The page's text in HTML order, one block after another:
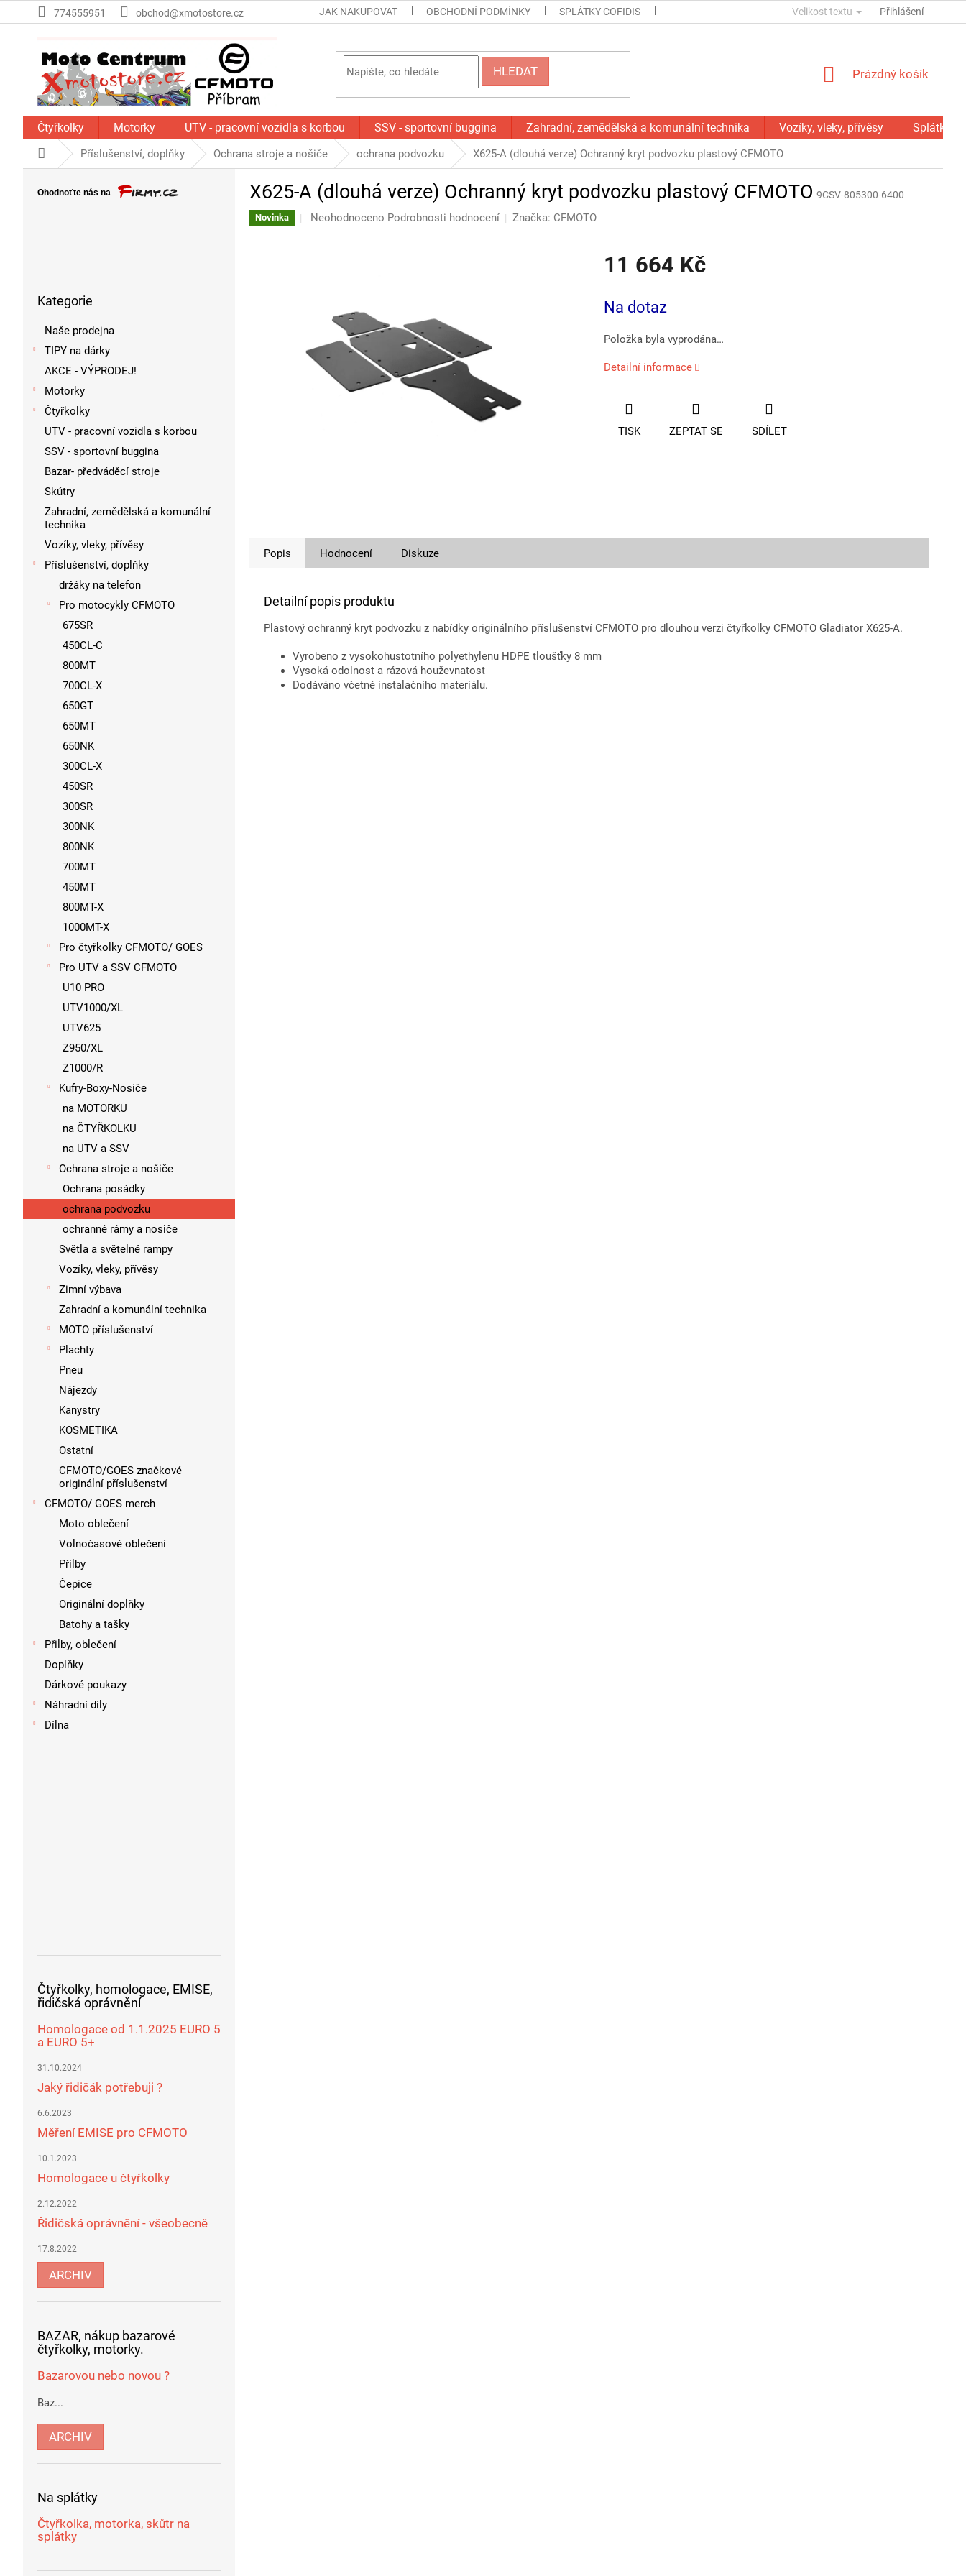
na
774555951 obchod@xmotostore.cz JAK NAKUPOVAT OBCHODNÍ PODMÍNKY SPLÁTKY COFIDIS GDPR SERVIS - OPRAVY
Velikost textu Přihlášení
HLEDAT
NÁKUPNÍ
Prázdný košík
Čtyřkolky Motorky UTV - pracovní vozidla s korbou SSV - sportovní buggina Zahradní, zemědělská a komunální technika Vozíky, vleky, přívěsy Splátky
Domů Příslušenství, doplňky Ochrana stroje a nošiče ochrana podvozku X625‑A (dlouhá verze) Ochranný kryt podvozku plastový CFMOTO
kategorie
Kategorie
Naše prodejna
TIPY na dárky
AKCE - VÝPRODEJ!
Motorky
Čtyřkolky
UTV - pracovní vozidla s korbou
SSV - sportovní buggina
Bazar- předváděcí stroje
Skútry
Zahradní, zemědělská a komunální
technika
Vozíky, vleky, přívěsy
Příslušenství, doplňky
držáky na telefon
Pro motocykly CFMOTO
675SR
450CL-C
800MT
700CL-X
650GT
650MT
650NK
300CL-X
450SR
300SR
300NK
800NK
700MT
450MT
800MT-X
1000MT-X
Pro čtyřkolky CFMOTO/ GOES
Pro UTV a SSV CFMOTO
U10 PRO
UTV1000/XL
UTV625
Z950/XL
Z1000/R
Kufry-Boxy-Nosiče
na MOTORKU
na ČTYŘKOLKU
na UTV a SSV
Ochrana stroje a nošiče
Ochrana posádky
ochrana podvozku
ochranné rámy a nosiče
Světla a světelné rampy
Vozíky, vleky, přívěsy
Zimní výbava
Zahradní a komunální technika
MOTO příslušenství
Plachty
Pneu
Nájezdy
Kanystry
KOSMETIKA
Ostatní
CFMOTO/GOES značkové
originální příslušenství
CFMOTO/ GOES merch
Moto oblečení
Volnočasové oblečení
Přilby
Čepice
Originální doplňky
Batohy a tašky
Přilby, oblečení
Doplňky
Dárkové poukazy
Náhradní díly
Dílna
Čtyřkolky, homologace, EMISE,
řidičská oprávnění
Homologace od 1.1.2025 EURO 5
a EURO 5+
31.10.2024
Jaký řidičák potřebuji ?
6.6.2023
Měření EMISE pro CFMOTO
10.1.2023
Homologace u čtyřkolky
2.12.2022
Řidičská oprávnění - všeobecně
17.8.2022
ARCHIV
BAZAR, nákup bazarové
čtyřkolky, motorky.
Bazarovou nebo novou ?
Baz...
ARCHIV
Na splátky
Čtyřkolka, motorka, skůtr na
splátky
X625‑A (dlouhá verze) Ochranný kryt podvozku plastový CFMOTO 9CSV-805300-6400
Novinka
Průměrné
hvězdiček.
Neohodnoceno Podrobnosti hodnocení Značka: CFMOTO
11 664 Kč
cena:
Na dotaz
Položka byla vyprodána…
Detailní informace
TISK ZEPTAT SE SDÍLET
Popis Hodnocení Diskuze
Detailní popis produktu
Plastový ochranný kryt podvozku z nabídky originálního příslušenství CFMOTO pro dlouhou verzi čtyřkolky CFMOTO Gladiator X625‑A.
Vyrobeno z vysokohustotního polyethylenu HDPE tloušťky 8 mm
Vysoká odolnost a rázová houževnatost
Dodáváno včetně instalačního materiálu.